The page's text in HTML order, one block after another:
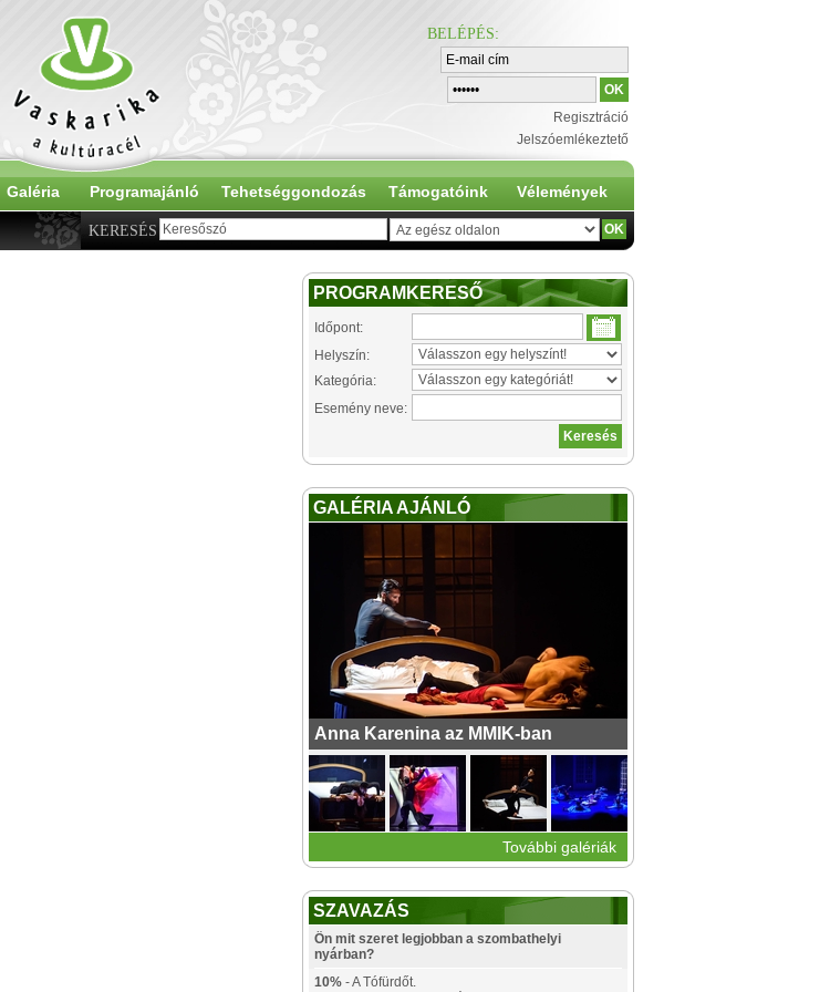
BELÉPÉS:
Regisztráció
Jelszóemlékeztető
Galéria Programajánló Tehetséggondozás Támogatóink Vélemények
KERESÉS
PROGRAMKERESŐ
Időpont:
Helyszín:
Kategória:
Esemény neve:
GALÉRIA AJÁNLÓ
Anna Karenina az MMIK-ban
További galériák
SZAVAZÁS
Ön mit szeret legjobban a szombathelyi
nyárban?
10% - A Tófürdőt.